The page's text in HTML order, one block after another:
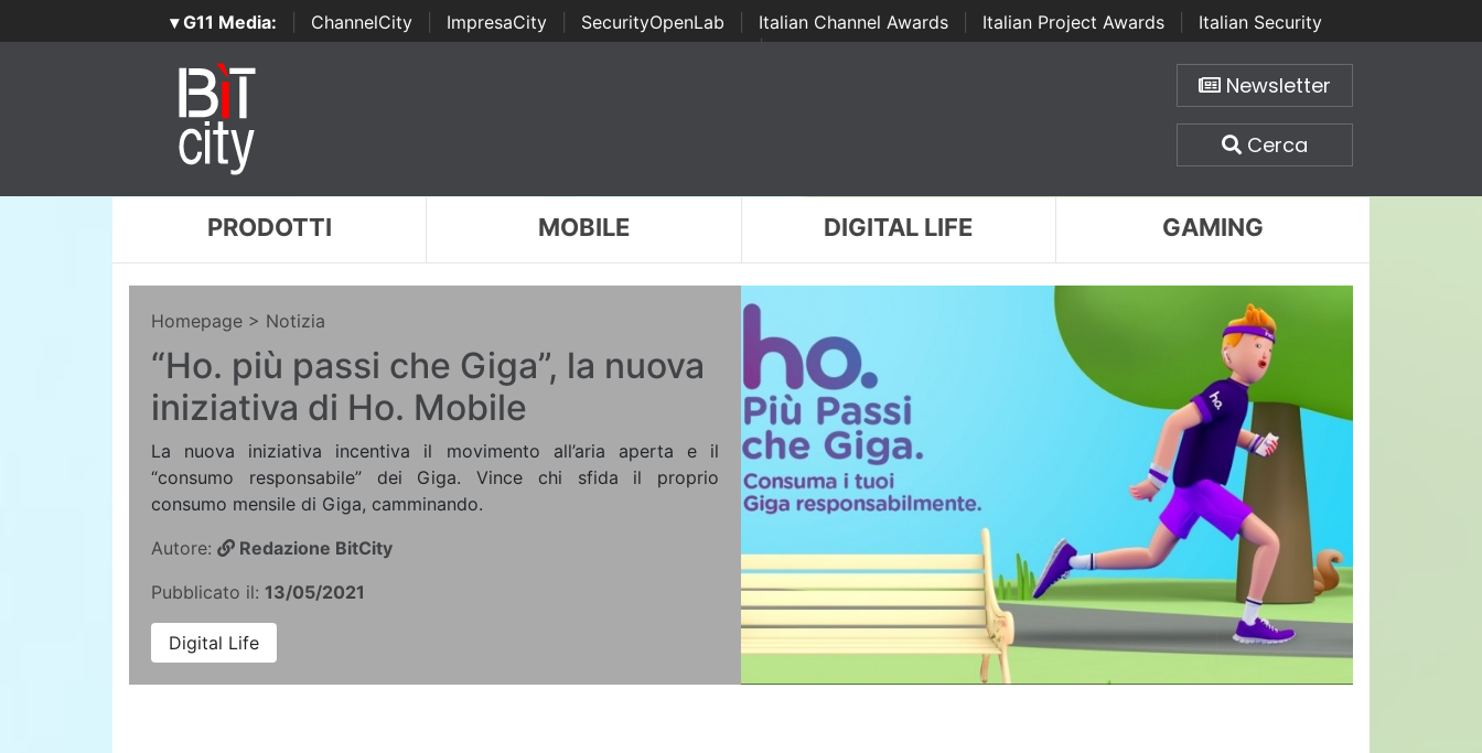
▾ G11 Media: ChannelCity ImpresaCity SecurityOpenLab Italian Channel Awards Italian Project Awards
Italian Security
Awards | ...
Newsletter
Cerca
PRODOTTI MOBILE DIGITAL LIFE GAMING
Homepage > Notizia
“Ho. più passi che Giga”, la nuova
iniziativa di Ho. Mobile
La nuova iniziativa incentiva il movimento all’aria aperta e il
“consumo responsabile” dei Giga. Vince chi sfida il proprio
consumo mensile di Giga, camminando.
Autore:
Redazione BitCity
Pubblicato il: 13/05/2021
Digital Life